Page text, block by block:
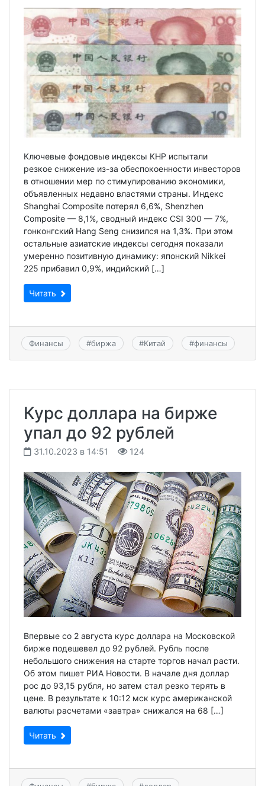
Ключевые фондовые индексы КНР испытали
резкое снижение из-за обеспокоенности инвесторов
в отношении мер по стимулированию экономики,
объявленных недавно властями страны. Индекс
Shanghai Composite потерял 6,6%, Shenzhen
Composite — 8,1%, сводный индекс CSI 300 — 7%,
гонконгский Hang Seng снизился на 1,3%. При этом
остальные азиатские индексы сегодня показали
умеренно позитивную динамику: японский Nikkei
225 прибавил 0,9%, индийский […]
Читать
Финансы #биржа #Китай #финансы
Курс доллара на бирже
упал до 92 рублей
31.10.2023 в 14:51 124
Впервые со 2 августа курс доллара на Московской
бирже подешевел до 92 рублей. Рубль после
небольшого снижения на старте торгов начал расти.
Об этом пишет РИА Новости. В начале дня доллар
рос до 93,15 рубля, но затем стал резко терять в
цене. В результате к 10:12 мск курс американской
валюты расчетами «завтра» снижался на 68 […]
Читать